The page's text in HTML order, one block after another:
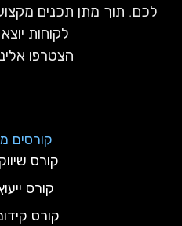
לכם. תוך מתן תכנים
לקוחות
הצטרפו
קורסים
קורס
קורס
קורס